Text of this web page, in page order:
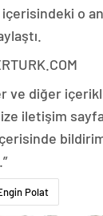
içerisindeki o
ve diğer
iletişim
Polat